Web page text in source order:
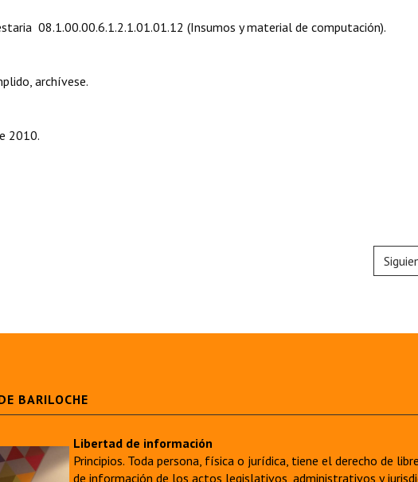
08.1.00.00.6.1.2.1.01.01.12 (Insumos y material de computación).
archívese.
2010.
BARILOCHE
Libertad de información
Principios. Toda persona, física o jurídica, tiene el derecho de
de información de los actos legislativos, administrativos y